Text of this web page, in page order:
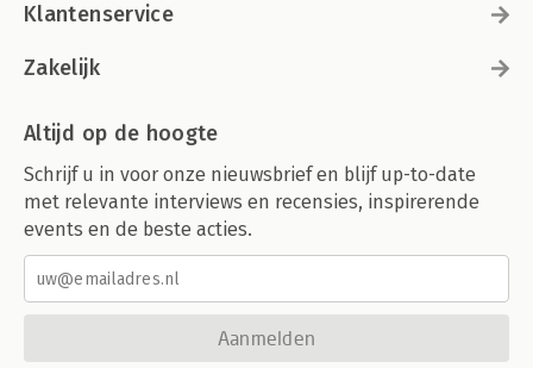
Klantenservice
Zakelijk
Altijd op de hoogte
Schrijf u in voor onze nieuwsbrief en blijf up-to-date
met relevante interviews en recensies, inspirerende
events en de beste acties.
Aanmelden